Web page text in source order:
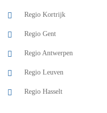
Regio Kortrijk
Regio Gent
Regio Antwerpen
Regio Leuven
Regio Hasselt